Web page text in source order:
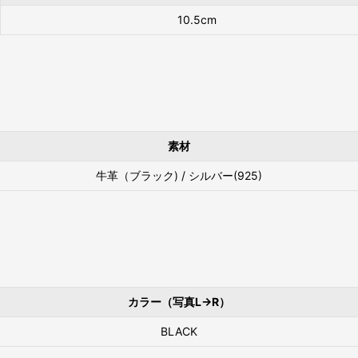
10.5cm
素材
牛革（ブラック) / シルバー(925)
カラー（写真L→R）
BLACK